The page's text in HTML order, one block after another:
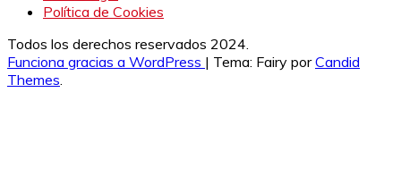
Política de Cookies
Todos los derechos reservados 2024.
Funciona gracias a WordPress | Tema: Fairy porCandid
Themes